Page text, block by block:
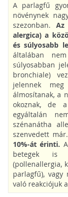
A parlagfű
növénynek
szezonban.Az
alergica) a
és súlyosabb
általában
súlyosabban
bronchiale)
jelennek
álmosítanak, a
okoznak, de
egyáltalán
szénanátha
szenvedett már.
10%-át érinti.
betegek is
(pollenallergia,
parlagfű), vagy
való reakciójuk